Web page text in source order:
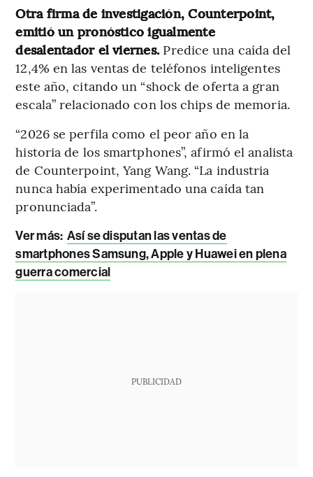
Otra firma de investigación, Counterpoint,
emitió un pronóstico igualmente
desalentador el viernes. Predice una caída del
12,4% en las ventas de teléfonos inteligentes
este año, citando un “shock de oferta a gran
escala” relacionado con los chips de memoria.
“2026 se perfila como el peor año en la
historia de los smartphones”, afirmó el analista
de Counterpoint, Yang Wang. “La industria
nunca había experimentado una caída tan
pronunciada”.
Ver más: Así se disputan las ventas de
smartphones Samsung, Apple y Huawei en plena
guerra comercial
PUBLICIDAD